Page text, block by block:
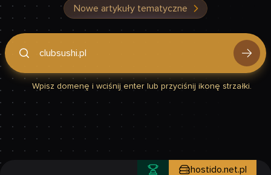
Nowe artykuły tematyczne
Podaj domenę, by sprawdzić, czy Twoja strona jest szybka
Wpisz domenę i wciśnij enter lub przyciśnij ikonę strzałki.
hostido.net.pl